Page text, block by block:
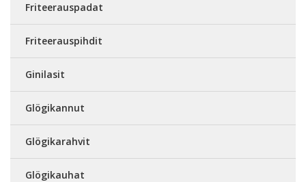
Friteerauspadat
Friteerauspihdit
Ginilasit
Glögikannut
Glögikarahvit
Glögikauhat